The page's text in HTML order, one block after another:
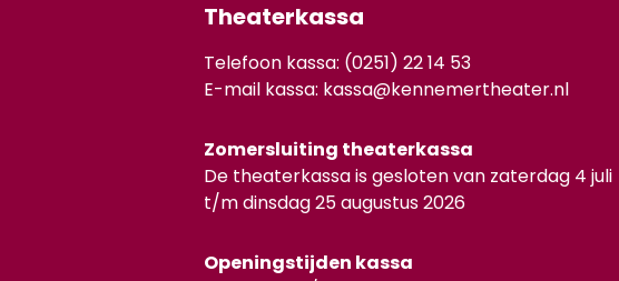
Theaterkassa
Telefoon kassa: (0251) 22 14 53
E-mail kassa: kassa@kennemertheater.nl
Zomersluiting theaterkassa
De theaterkassa is gesloten van zaterdag 4 juli
t/m dinsdag 25 augustus 2026
Openingstijden kassa